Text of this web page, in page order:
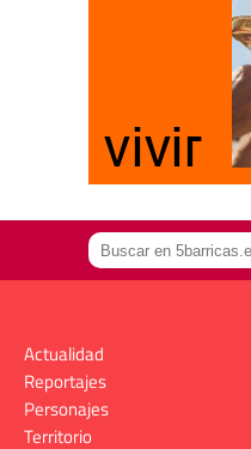
Actualidad
Reportajes
Personajes
Territorio